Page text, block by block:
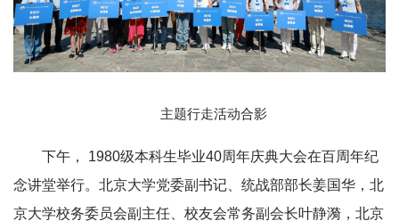
主题行走活动合影
下午， 1980级本科生毕业40周年庆典大会在百周年纪
念讲堂举行。北京大学党委副书记、统战部部长姜国华，北
京大学校务委员会副主任、校友会常务副会长叶静漪，北京